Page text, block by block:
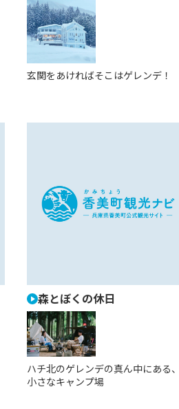
玄関をあければそこはゲレンデ！
森とぼくの休日
ハチ北のゲレンデの真ん中にある、
小さなキャンプ場